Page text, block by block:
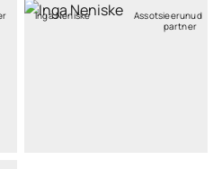
Inga Neniškė
Assotsieerunud
partner